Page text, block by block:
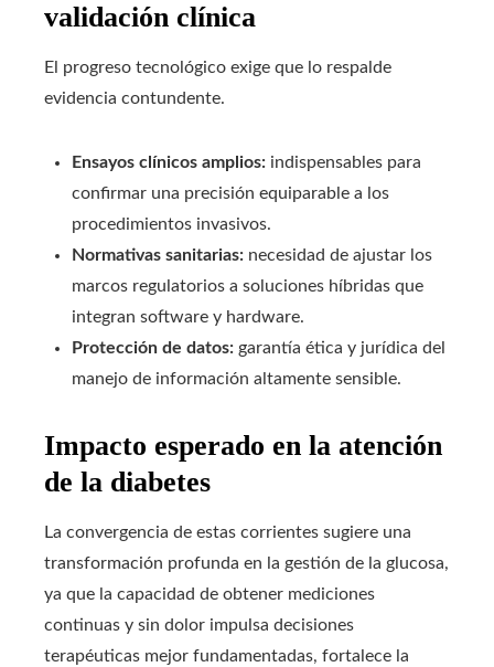
validación clínica
El progreso tecnológico exige que lo respalde
evidencia contundente.
Ensayos clínicos amplios: indispensables para
confirmar una precisión equiparable a los
procedimientos invasivos.
Normativas sanitarias: necesidad de ajustar los
marcos regulatorios a soluciones híbridas que
integran software y hardware.
Protección de datos: garantía ética y jurídica del
manejo de información altamente sensible.
Impacto esperado en la atención
de la diabetes
La convergencia de estas corrientes sugiere una
transformación profunda en la gestión de la glucosa,
ya que la capacidad de obtener mediciones
continuas y sin dolor impulsa decisiones
terapéuticas mejor fundamentadas, fortalece la